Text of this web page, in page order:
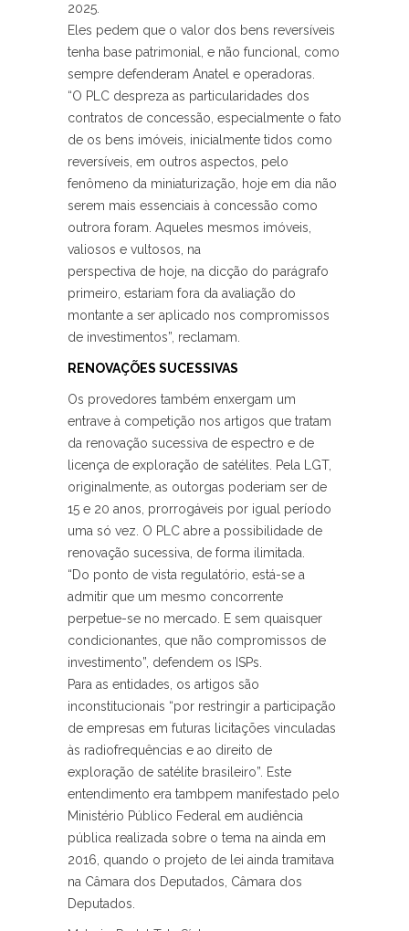
2025.
Eles pedem que o valor dos bens reversíveis
tenha base patrimonial, e não funcional, como
sempre defenderam Anatel e operadoras.
“O PLC despreza as particularidades dos
contratos de concessão, especialmente o fato
de os bens imóveis, inicialmente tidos como
reversíveis, em outros aspectos, pelo
fenômeno da miniaturização, hoje em dia não
serem mais essenciais à concessão como
outrora foram. Aqueles mesmos imóveis,
valiosos e vultosos, na
perspectiva de hoje, na dicção do parágrafo
primeiro, estariam fora da avaliação do
montante a ser aplicado nos compromissos
de investimentos”, reclamam.
RENOVAÇÕES SUCESSIVAS
Os provedores também enxergam um
entrave à competição nos artigos que tratam
da renovação sucessiva de espectro e de
licença de exploração de satélites. Pela LGT,
originalmente, as outorgas poderiam ser de
15 e 20 anos, prorrogáveis por igual período
uma só vez. O PLC abre a possibilidade de
renovação sucessiva, de forma ilimitada.
“Do ponto de vista regulatório, está-se a
admitir que um mesmo concorrente
perpetue-se no mercado. E sem quaisquer
condicionantes, que não compromissos de
investimento”, defendem os ISPs.
Para as entidades, os artigos são
inconstitucionais “por restringir a participação
de empresas em futuras licitações vinculadas
às radiofrequências e ao direito de
exploração de satélite brasileiro”. Este
entendimento era tambpem manifestado pelo
Ministério Público Federal em audiência
pública realizada sobre o tema na ainda em
2016, quando o projeto de lei ainda tramitava
na Câmara dos Deputados, Câmara dos
Deputados.